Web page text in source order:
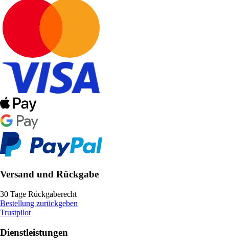
Versand und Rückgabe
30 Tage Rückgaberecht
Bestellung zurückgeben
Trustpilot
Dienstleistungen